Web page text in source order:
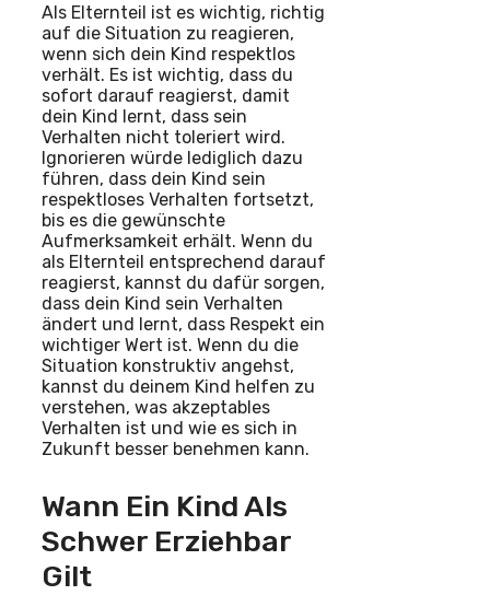
Als Elternteil ist es wichtig, richtig
auf die Situation zu reagieren,
wenn sich dein Kind respektlos
verhält. Es ist wichtig, dass du
sofort darauf reagierst, damit
dein Kind lernt, dass sein
Verhalten nicht toleriert wird.
Ignorieren würde lediglich dazu
führen, dass dein Kind sein
respektloses Verhalten fortsetzt,
bis es die gewünschte
Aufmerksamkeit erhält. Wenn du
als Elternteil entsprechend darauf
reagierst, kannst du dafür sorgen,
dass dein Kind sein Verhalten
ändert und lernt, dass Respekt ein
wichtiger Wert ist. Wenn du die
Situation konstruktiv angehst,
kannst du deinem Kind helfen zu
verstehen, was akzeptables
Verhalten ist und wie es sich in
Zukunft besser benehmen kann.
Wann Ein Kind Als
Schwer Erziehbar
Gilt